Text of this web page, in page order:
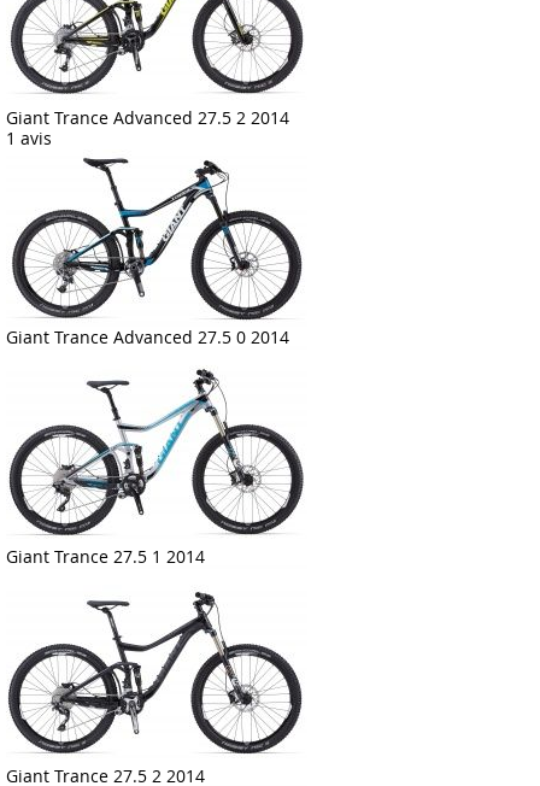
Giant Trance Advanced 27.5 2 2014
1 avis
Giant Trance Advanced 27.5 0 2014
Giant Trance 27.5 1 2014
Giant Trance 27.5 2 2014